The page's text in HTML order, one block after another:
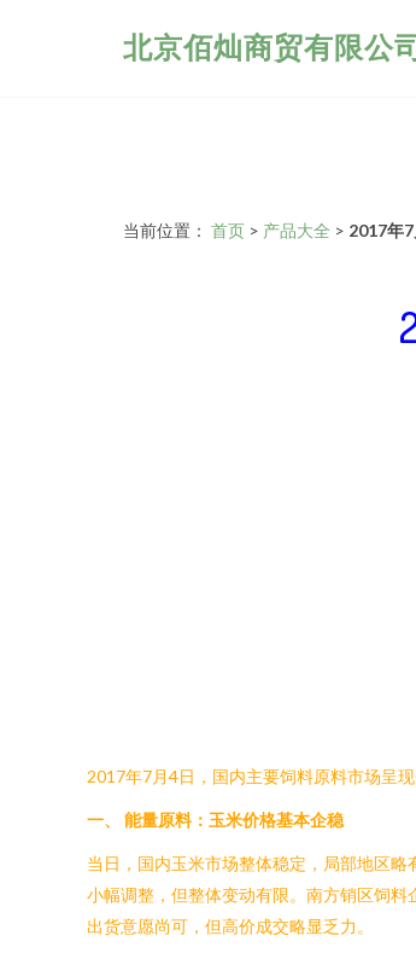
北京佰灿商贸有限公
当前位置： 首页 > 产品大全 > 2017年
2017年7月4日，国内主要饲料原料市场呈
一、 能量原料：玉米价格基本企稳
当日，国内玉米市场整体稳定，局部地区
小幅调整，但整体变动有限。南方销区饲
出货意愿尚可，但高价成交略显乏力。